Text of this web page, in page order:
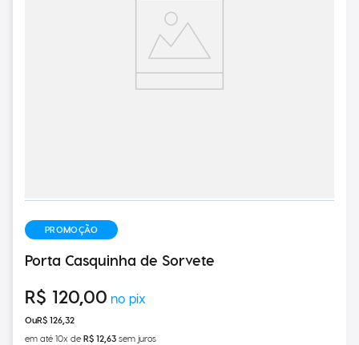
PROMOÇÃO
Porta Casquinha de Sorvete
R$ 120 00
R$ 126 32
em até 10x de R$ 12 63 sem juros